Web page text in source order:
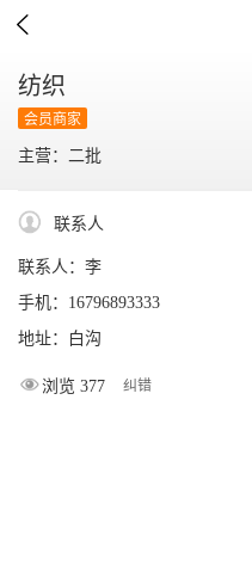

纺织
会员商家
主营：二批
联系人
联系人：李
手机：16796893333
地址：白沟
浏览 377 纠错